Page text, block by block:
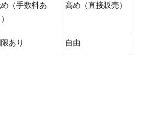
（手数料あ
高め（直接販売）
あり 自由